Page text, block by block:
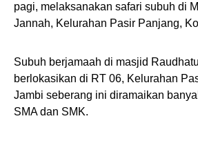
pagi, melaksanakan safari subuh di
Jannah, Kelurahan Pasir Panjang,
Subuh berjamaah di masjid
berlokasikan di RT 06, Kelurahan
Jambi seberang ini diramaikan
SMA dan SMK.